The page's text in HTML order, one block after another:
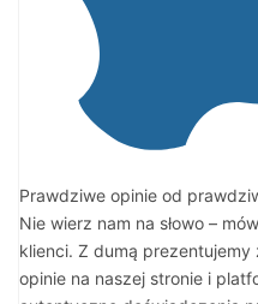
Prawdziwe opinie od
Nie wierz nam na słowo –
klienci. Z dumą
opinie na naszej stronie i